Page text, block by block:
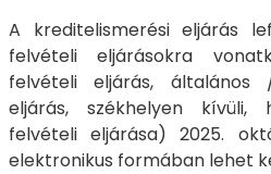
A kreditelismerési eljárás
felvételi eljárásokra
felvételi eljárás, általános
eljárás, székhelyen kívüli,
felvételi eljárása) 2025.
elektronikus formában lehet